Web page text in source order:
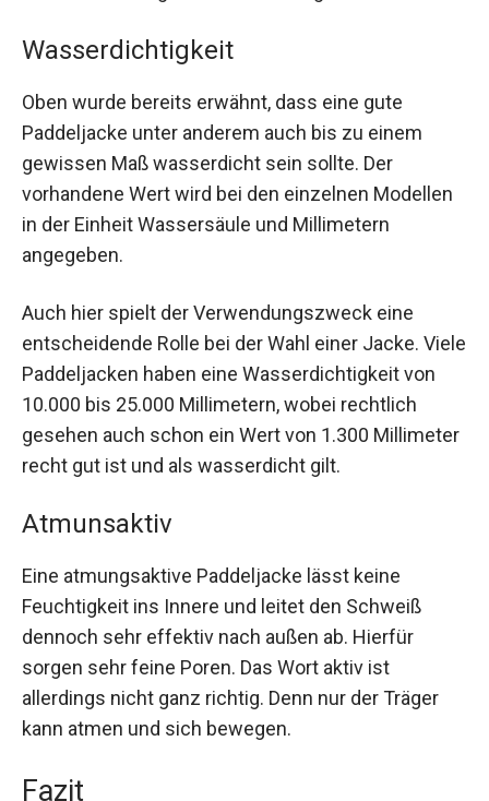
Wasserdichtigkeit
Oben wurde bereits erwähnt, dass eine gute
Paddeljacke unter anderem auch bis zu einem
gewissen Maß wasserdicht sein sollte. Der
vorhandene Wert wird bei den einzelnen Modellen
in der Einheit Wassersäule und Millimetern
angegeben.
Auch hier spielt der Verwendungszweck eine
entscheidende Rolle bei der Wahl einer Jacke. Viele
Paddeljacken haben eine Wasserdichtigkeit von
10.000 bis 25.000 Millimetern, wobei rechtlich
gesehen auch schon ein Wert von 1.300 Millimeter
recht gut ist und als wasserdicht gilt.
Atmunsaktiv
Eine atmungsaktive Paddeljacke lässt keine
Feuchtigkeit ins Innere und leitet den Schweiß
dennoch sehr effektiv nach außen ab. Hierfür
sorgen sehr feine Poren. Das Wort aktiv ist
allerdings nicht ganz richtig. Denn nur der Träger
kann atmen und sich bewegen.
Fazit